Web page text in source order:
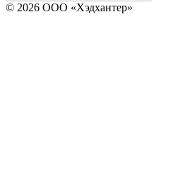
© 2026 ООО «Хэдхантер»